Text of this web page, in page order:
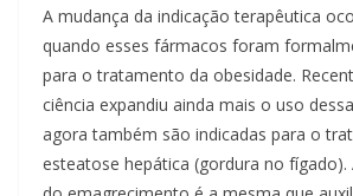
A mudança da indicação terapêutica
quando esses fármacos foram
para o tratamento da obesidade.
ciência expandiu ainda mais o uso
agora também são indicadas para o
esteatose hepática (gordura no fígado).